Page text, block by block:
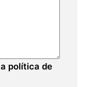
política de